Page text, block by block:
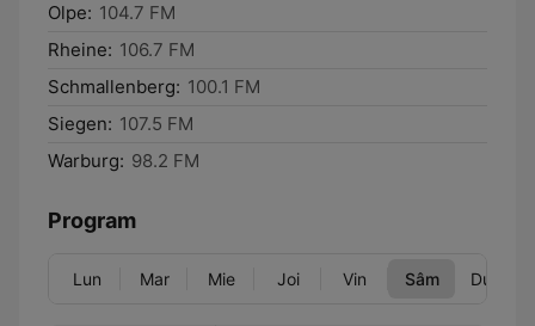
Olpe: 104.7 FM
Rheine: 106.7 FM
Schmallenberg: 100.1 FM
Siegen: 107.5 FM
Warburg: 98.2 FM
Program
Lun Mar Mie Joi Vin Sâm Dum